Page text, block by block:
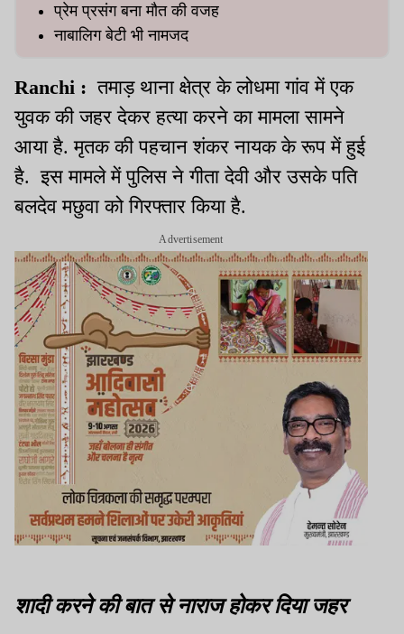
प्रेम प्रसंग बना मौत की वजह
नाबालिग बेटी भी नामजद
Ranchi :तमाड़ थाना क्षेत्र के लोधमा गांव में एक
युवक की जहर देकर हत्या करने का मामला सामने
आया है. मृतक की पहचान शंकर नायक के रूप में हुई
है. इस मामले में पुलिस ने गीता देवी और उसके पति
बलदेव मछुवा को गिरफ्तार किया है.
Advertisement
शादी करने की बात से नाराज होकर दिया जहर